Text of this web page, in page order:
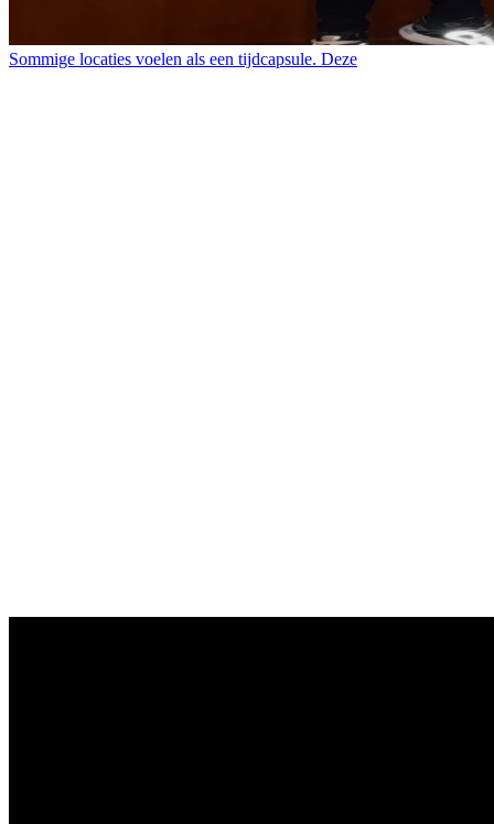
Sommige locaties voelen als een tijdcapsule. Deze